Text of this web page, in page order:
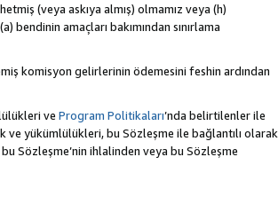
(veya askıya almış) olmamız veya (h)
bendinin amaçları bakımından sınırlama
komisyon gelirlerinin ödemesini feshin ardından
ve Program Politikaları’nda belirtilenler ile
ve yükümlülükleri, bu Sözleşme ile bağlantılı olarak
Sözleşme’nin ihlalinden veya bu Sözleşme